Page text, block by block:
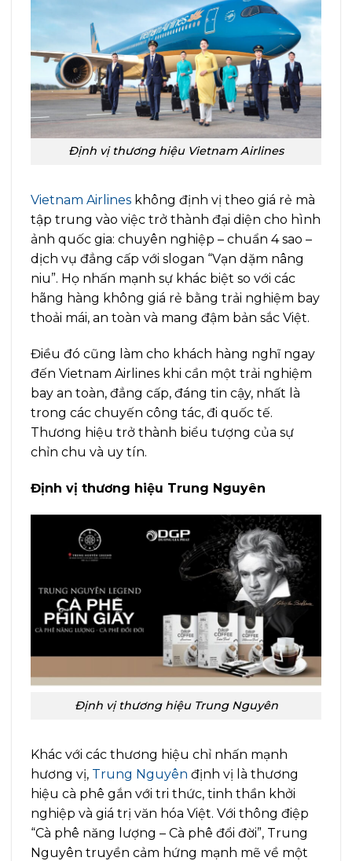
Định vị thương hiệu Vietnam Airlines
Vietnam Airlines không định vị theo giá rẻ mà
tập trung vào việc trở thành đại diện cho hình
ảnh quốc gia: chuyên nghiệp – chuẩn 4 sao –
dịch vụ đẳng cấp với slogan “Vạn dặm nâng
niu”. Họ nhấn mạnh sự khác biệt so với các
hãng hàng không giá rẻ bằng trải nghiệm bay
thoải mái, an toàn và mang đậm bản sắc Việt.
Điều đó cũng làm cho khách hàng nghĩ ngay
đến Vietnam Airlines khi cần một trải nghiệm
bay an toàn, đẳng cấp, đáng tin cậy, nhất là
trong các chuyến công tác, đi quốc tế.
Thương hiệu trở thành biểu tượng của sự
chỉn chu và uy tín.
Định vị thương hiệu Trung Nguyên
Định vị thương hiệu Trung Nguyên
Khác với các thương hiệu chỉ nhấn mạnh
hương vị, Trung Nguyên định vị là thương
hiệu cà phê gắn với tri thức, tinh thần khởi
nghiệp và giá trị văn hóa Việt. Với thông điệp
“Cà phê năng lượng – Cà phê đổi đời”, Trung
Nguyên truyền cảm hứng mạnh mẽ về một